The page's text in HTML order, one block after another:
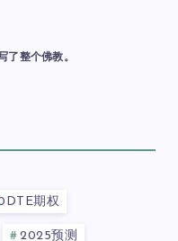
了整个佛教。
期权
2025预测